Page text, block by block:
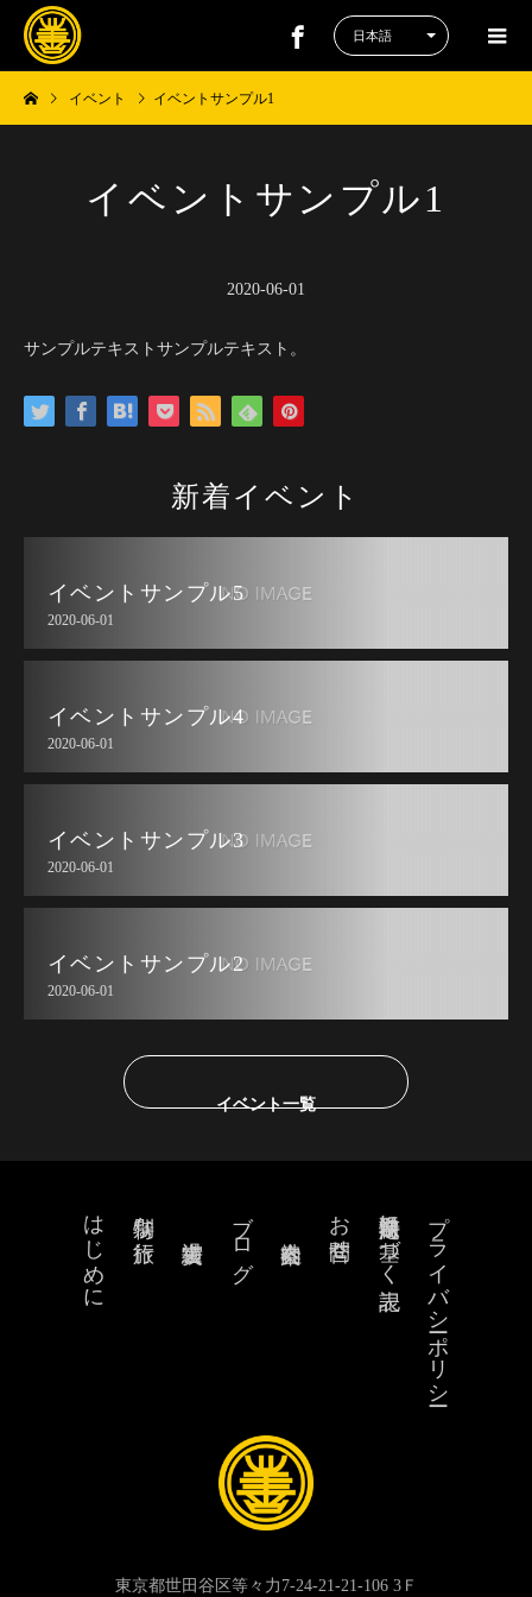
イベント イベントサンプル1
イベントサンプル1
2020-06-01
サンプルテキストサンプルテキスト。
新着イベント
イベントサンプル5
2020-06-01
イベントサンプル4
2020-06-01
イベントサンプル3
2020-06-01
イベントサンプル2
2020-06-01
イベント一覧
プライバシーポリシー
特定商取引法に基づく表記
お問合せ
ブログ
特別な旅行
はじめに
東京都世田谷区等々力7-24-21-21-106 3Ｆ